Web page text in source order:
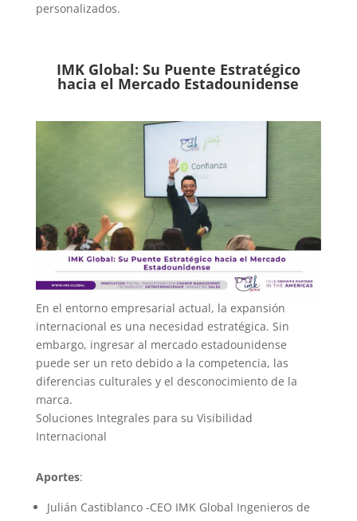
personalizados.
IMK Global: Su Puente Estratégico
hacia el Mercado Estadounidense
En el entorno empresarial actual, la expansión
internacional es una necesidad estratégica. Sin
embargo, ingresar al mercado estadounidense
puede ser un reto debido a la competencia, las
diferencias culturales y el desconocimiento de la
marca.
Soluciones Integrales para su Visibilidad
Internacional
Aportes:
Julián Castiblanco -CEO IMK Global Ingenieros de